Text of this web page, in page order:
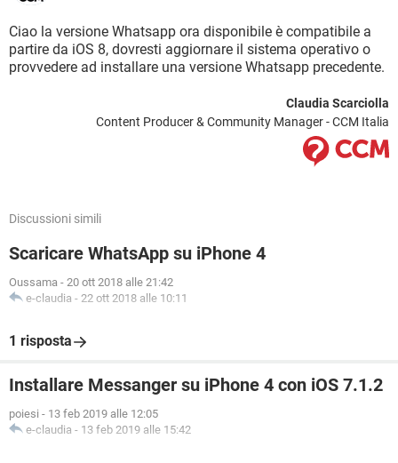
Ciao la versione Whatsapp ora disponibile è compatibile a
partire da iOS 8, dovresti aggiornare il sistema operativo o
provvedere ad installare una versione Whatsapp precedente.
Claudia Scarciolla
Content Producer & Community Manager - CCM Italia
Discussioni simili
Scaricare WhatsApp su iPhone 4
Oussama - 20 ott 2018 alle 21:42
e-claudia - 22 ott 2018 alle 10:11
1 risposta
Installare Messanger su iPhone 4 con iOS 7.1.2
poiesi - 13 feb 2019 alle 12:05
e-claudia - 13 feb 2019 alle 15:42